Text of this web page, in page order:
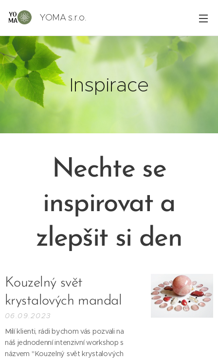
YOMA s.r.o.
Inspirace
Nechte se
inspirovat a
zlepšit si den
Kouzelný svět
krystalových mandal
06.09.2023
Milí klienti, rádi bychom vás pozvali na
náš jednodenní intenzivní workshop s
názvem "Kouzelný svět krystalových